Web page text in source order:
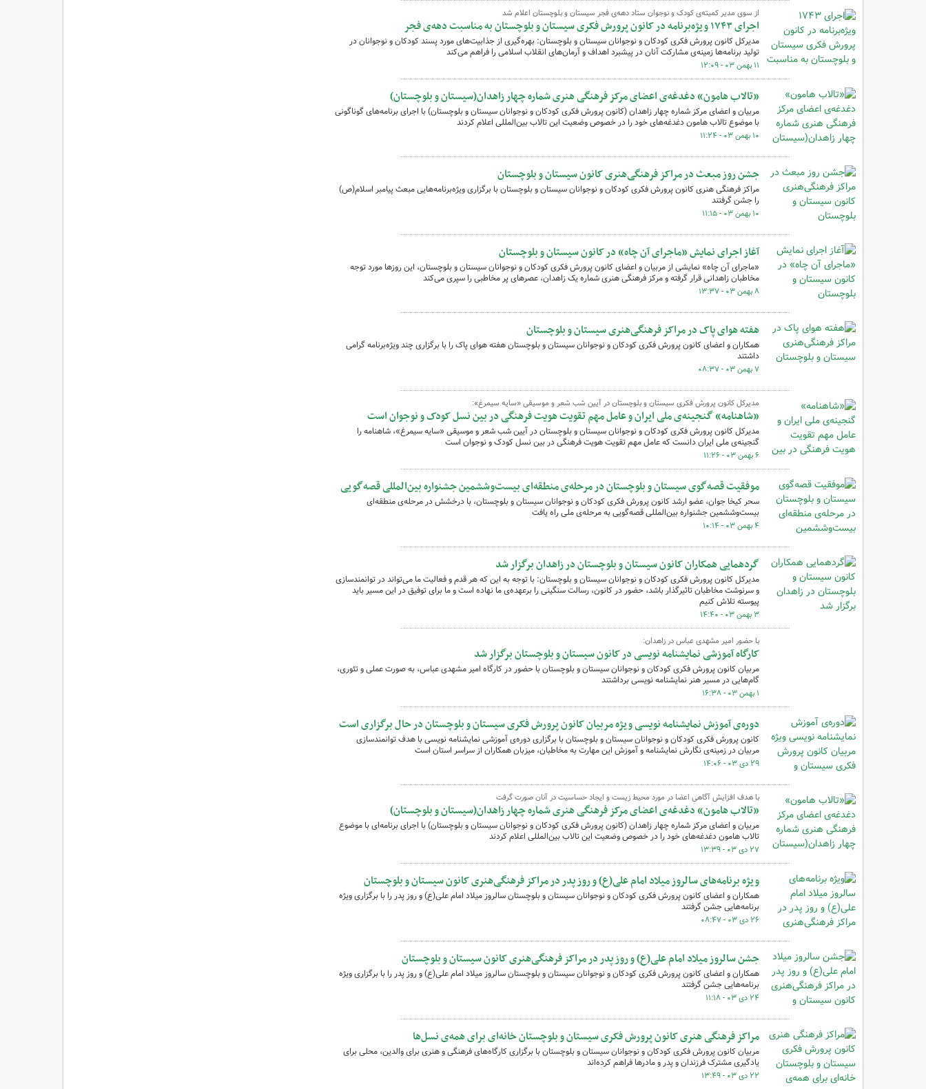
از سوی مدیر کمیته‌ی کودک و نوجوان ستاد دهه‌ی فجر سیستان و بلوچستان اعلام شد
اجرای ۱۷۴۳ ویژه‌برنامه در کانون پرورش فکری سیستان و بلوچستان به مناسبت دهه‌ی فجر
مدیرکل کانون پرورش فکری کودکان و نوجوانان سیستان و بلوچستان: بهره‌گیری از جذابیت‌های مورد پسند کودکان و نوجوانان در
تولید برنامه‌ها زمینه‌ی مشارکت آنان در پیشبرد اهداف و آرمان‌های انقلاب اسلامی را فراهم می‌کند
۱۱ بهمن ۰۳ - ۱۲:۰۹
«تالاب هامون» دغدغه‌ی اعضای مرکز فرهنگی هنری شماره چهار زاهدان(سیستان و بلوچستان)
مربیان و اعضای مرکز شماره چهار زاهدان (کانون پرورش فکری کودکان و نوجوانان سیستان و بلوچستان) با اجرای برنامه‌های گوناگونی
با موضوع تالاب هامون دغدغه‌های خود را در خصوص وضعیت این تالاب بین‌المللی اعلام کردند
۱۰ بهمن ۰۳ - ۱۱:۲۴
جشن روز مبعث در مراکز فرهنگی‌هنری کانون سیستان و بلوچستان
مراکز فرهنگی هنری کانون پرورش فکری کودکان و نوجوانان سیستان و بلوچستان با برگزاری ویژه‌برنامه‌هایی مبعث پیامبر اسلام(ص)
را جشن گرفتند
۱۰ بهمن ۰۳ - ۱۱:۱۵
آغاز اجرای نمایش «ماجرای آن چاه» در کانون سیستان و بلوچستان
«ماجرای آن چاه» نمایشی از مربیان و اعضای کانون پرورش فکری کودکان و نوجوانان سیستان و بلوچستان، این روزها مورد توجه
مخاطبان زاهدانی قرار گرفته و مرکز فرهنگی هنری شماره یک زاهدان، عصرهای پر مخاطبی را سپری می‌کند
۸ بهمن ۰۳ - ۱۳:۳۷
هفته هوای پاک در مراکز فرهنگی‌هنری سیستان و بلوچستان
همکاران و اعضای کانون پرورش فکری کودکان و نوجوانان سیستان و بلوچستان هفته هوای پاک را با برگزاری چند ویژه‌برنامه گرامی
داشتند
۷ بهمن ۰۳ - ۰۸:۳۷
مدیرکل کانون پرورش فکری سیستان و بلوچستان در آیین شب شعر و موسیقی «سایه سیمرغ»:
«شاهنامه» گنجینه‌ی ملی ایران و عامل مهم تقویت هویت فرهنگی در بین نسل کودک و نوجوان است
مدیرکل کانون پرورش فکری کودکان و نوجوانان سیستان و بلوچستان در آیین شب شعر و موسیقی «سایه سیمرغ»، شاهنامه را
گنجینه‌ی ملی ایران دانست که عامل مهم تقویت هویت فرهنگی در بین نسل کودک و نوجوان است
۶ بهمن ۰۳ - ۱۱:۲۶
موفقیت قصه‌گوی سیستان و بلوچستان در مرحله‌ی منطقه‌ای بیست‌وششمین جشنواره بین‌المللی قصه‌گویی
سحر کیخا جوان، عضو ارشد کانون پرورش فکری کودکان و نوجوانان سیستان و بلوچستان، با درخشش در مرحله‌ی منطقه‌ای
بیست‌وششمین جشنواره بین‌المللی قصه‌گویی به مرحله‌ی ملی راه یافت
۴ بهمن ۰۳ - ۱۰:۱۴
گردهمایی همکاران کانون سیستان و بلوچستان در زاهدان برگزار شد
مدیرکل کانون پرورش فکری کودکان و نوجوانان سیستان و بلوچستان: با توجه به این که هر قدم و فعالیت ما می‌تواند در توانمندسازی
و سرنوشت مخاطبان تاثیرگذار باشد، حضور در کانون، رسالت سنگینی را برعهده‌ی ما نهاده است و ما برای توفیق در این مسیر باید
پیوسته تلاش کنیم
۳ بهمن ۰۳ - ۱۴:۴۰
با حضور امیر مشهدی عباس در زاهدان:
کارگاه آموزشی نمایشنامه نویسی در کانون سیستان و بلوچستان برگزار شد
مربیان کانون پرورش فکری کودکان و نوجوانان سیستان و بلوچستان با حضور در کارگاه امیر مشهدی عباس، به صورت عملی و تئوری،
گام‌هایی در مسیر هنر نمایشنامه نویسی برداشتند
۱ بهمن ۰۳ - ۱۶:۳۸
دوره‌ی آموزش نمایشنامه نویسی ویژه مربیان کانون پرورش فکری سیستان و بلوچستان در حال برگزاری است
کانون پرورش فکری کودکان و نوجوانان سیستان و بلوچستان با برگزاری دوره‌ی آموزشی نمایشنامه نویسی با هدف توانمندسازی
مربیان در زمینه‌ی نگارش نمایشنامه و آموزش این مهارت به مخاطبان، میزبان همکاران از سراسر استان است
۲۹ دی ۰۳ - ۱۴:۰۶
با هدف افزایش آگاهی اعضا در مورد محیط زیست و ایجاد حساسیت در آنان صورت گرفت
«تالاب هامون» دغدغه‌ی اعضای مرکز فرهنگی هنری شماره چهار زاهدان(سیستان و بلوچستان)
مربیان و اعضای مرکز شماره چهار زاهدان (کانون پرورش فکری کودکان و نوجوانان سیستان و بلوچستان) با اجرای برنامه‌ای با موضوع
تالاب هامون دغدغه‌های خود را در خصوص وضعیت این تالاب بین‌المللی اعلام کردند
۲۷ دی ۰۳ - ۱۳:۳۹
ویژه برنامه‌های سالروز میلاد امام علی(ع) و روز پدر در مراکز فرهنگی‌هنری کانون سیستان و بلوچستان
همکاران و اعضای کانون پرورش فکری کودکان و نوجوانان سیستان و بلوچستان سالروز میلاد امام علی(ع) و روز پدر را با برگزاری ویژه
برنامه‌هایی جشن گرفتند
۲۶ دی ۰۳ - ۰۸:۴۷
جشن سالروز میلاد امام علی(ع) و روز پدر در مراکز فرهنگی‌هنری کانون سیستان و بلوچستان
همکاران و اعضای کانون پرورش فکری کودکان و نوجوانان سیستان و بلوچستان سالروز میلاد امام علی(ع) و روز پدر را با برگزاری ویژه
برنامه‌هایی جشن گرفتند
۲۴ دی ۰۳ - ۱۱:۱۸
مراکز فرهنگی هنری کانون پرورش فکری سیستان و بلوچستان خانه‌ای برای همه‌ی نسل‌ها
مربیان کانون پرورش فکری کودکان و نوجوانان سیستان و بلوچستان با برگزاری کارگاه‌های فرهنگی و هنری برای والدین، محلی برای
یادگیری مشترک فرزندان و پدر و مادرها فراهم کرده‌اند
۲۲ دی ۰۳ - ۱۳:۴۹